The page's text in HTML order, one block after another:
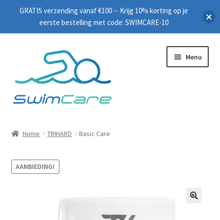
Menu
Peddels
Home TRIHARD Basic Care
AANBIEDING!
GRATIS verzending vanaf €100 -- Krijg 10% korting op je
eerste bestelling met code: SWIMCARE-10